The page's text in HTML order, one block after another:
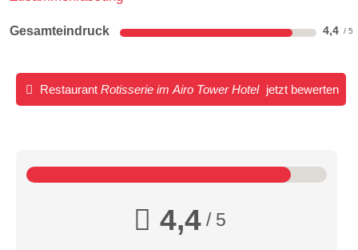
Gesamteindruck 4,4
Restaurant Rotisserie im Airo Tower Hotel jetzt bewerten
4,4/ 5